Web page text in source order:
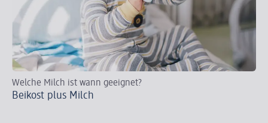
Welche Milch ist wann geeignet?
Beikost plus Milch